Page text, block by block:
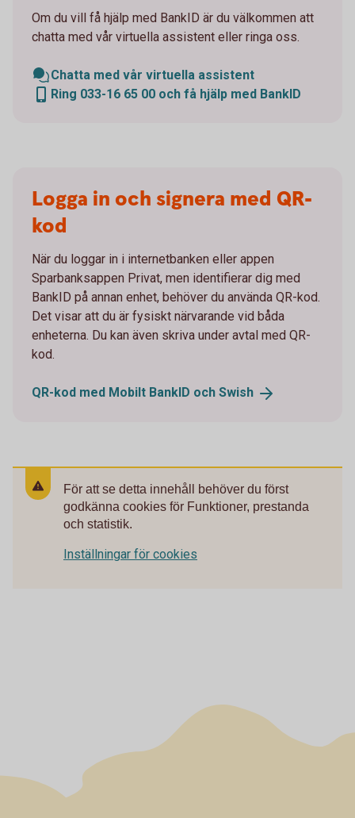
Om du vill få hjälp med BankID är du välkommen att
chatta med vår virtuella assistent eller ringa oss.
Chatta med vår virtuella assistent
Ring 033-16 65 00 och få hjälp med BankID
Logga in och signera med QR-
kod
När du loggar in i internetbanken eller appen
Sparbanksappen Privat, men identifierar dig med
BankID på annan enhet, behöver du använda QR-kod.
Det visar att du är fysiskt närvarande vid båda
enheterna. Du kan även skriva under avtal med QR-
kod.
QR-kod med Mobilt BankID och Swish
För att se detta innehåll behöver du först
godkänna cookies för Funktioner, prestanda
och statistik.
Inställningar för cookies